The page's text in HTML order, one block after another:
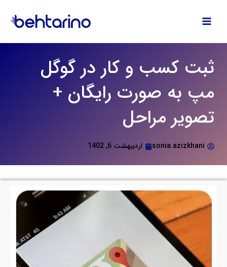
محتوا
ثبت کسب و کار در گوگل
مپ به صورت رایگان +
تصویر مراحل
sonia.azizkhani اردیبهشت 6, 1402